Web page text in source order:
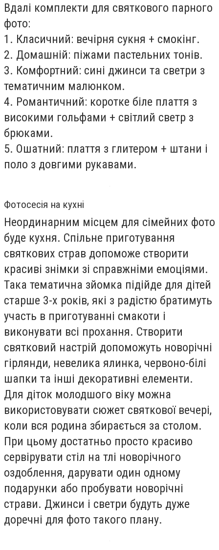
Вдалі комплекти для святкового парного
фото:
1. Класичний: вечірня сукня + смокінг.
2. Домашній: піжами пастельних тонів.
3. Комфортний: сині джинси та светри з
тематичним малюнком.
4. Романтичний: коротке біле плаття з
високими гольфами + світлий светр з
брюками.
5. Ошатний: плаття з глитером + штани і
поло з довгими рукавами.
Фотосесія на кухні
Неординарним місцем для сімейних фото
буде кухня. Спільне приготування
святкових страв допоможе створити
красиві знімки зі справжніми емоціями.
Така тематична зйомка підійде для дітей
старше 3-х років, які з радістю братимуть
участь в приготуванні смакоти і
виконувати всі прохання. Створити
святковий настрій допоможуть новорічні
гірлянди, невелика ялинка, червоно-білі
шапки та інші декоративні елементи.
Для діток молодшого віку можна
використовувати сюжет святкової вечері,
коли вся родина збирається за столом.
При цьому достатньо просто красиво
сервірувати стіл на тлі новорічного
оздоблення, дарувати один одному
подарунки або пробувати новорічні
страви. Джинси і светри будуть дуже
доречні для фото такого плану.